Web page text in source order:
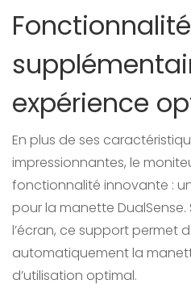
expérience
En plus de ses
impressionnantes, le
fonctionnalité innovante :
pour la manette
l’écran, ce support permet
automatiquement la
d’utilisation optimal.